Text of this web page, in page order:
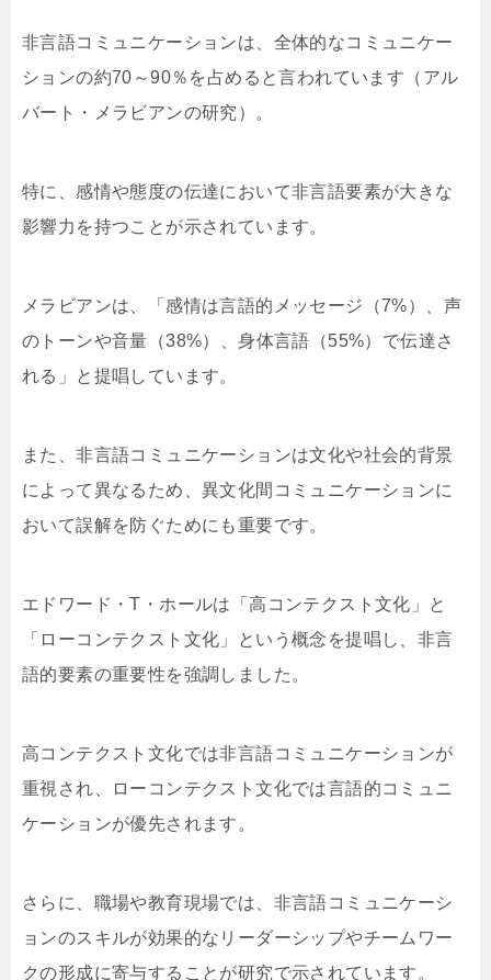
非言語コミュニケーションは、全体的なコミュニケー
ションの約70～90％を占めると言われています（アル
バート・メラビアンの研究）。
特に、感情や態度の伝達において非言語要素が大きな
影響力を持つことが示されています。
メラビアンは、「感情は言語的メッセージ（7%）、声
のトーンや音量（38%）、身体言語（55%）で伝達さ
れる」と提唱しています。
また、非言語コミュニケーションは文化や社会的背景
によって異なるため、異文化間コミュニケーションに
おいて誤解を防ぐためにも重要です。
エドワード・T・ホールは「高コンテクスト文化」と
「ローコンテクスト文化」という概念を提唱し、非言
語的要素の重要性を強調しました。
高コンテクスト文化では非言語コミュニケーションが
重視され、ローコンテクスト文化では言語的コミュニ
ケーションが優先されます。
さらに、職場や教育現場では、非言語コミュニケーシ
ョンのスキルが効果的なリーダーシップやチームワー
クの形成に寄与することが研究で示されています。